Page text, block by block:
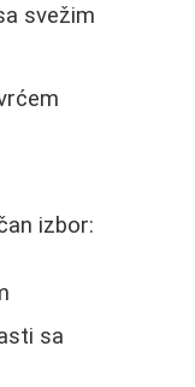
svežim
izbor:
sa